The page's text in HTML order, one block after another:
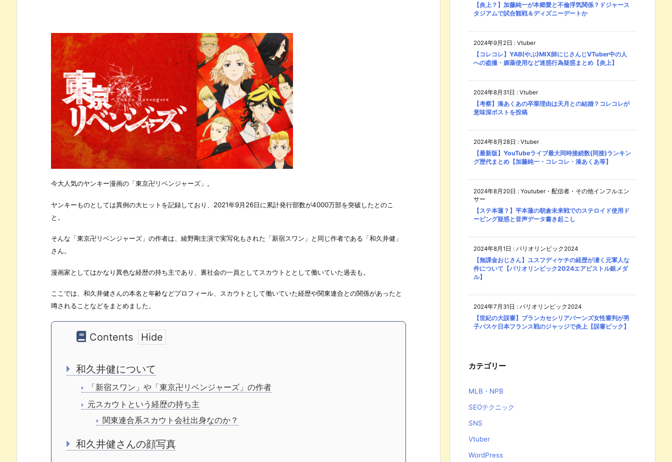
今大人気のヤンキー漫画の「東京卍リベンジャーズ」。
ヤンキーものとしては異例の大ヒットを記録しており、2021年9月26日に累計発行部数が4000万部を突破したとのこ
と。
そんな「東京卍リベンジャーズ」の作者は、綾野剛主演で実写化もされた「新宿スワン」と同じ作者である「和久井健」
さん。
漫画家としてはかなり異色な経歴の持ち主であり、裏社会の一員としてスカウトととして働いていた過去も。
ここでは、和久井健さんの本名と年齢などプロフィール、スカウトとして働いていた経歴や関東連合との関係があったと
噂されることなどをまとめました。
Contents
和久井健について
「新宿スワン」や「東京卍リベンジャーズ」の作者
元スカウトという経歴の持ち主
関東連合系スカウト会社出身なのか？
和久井健さんの顔写真
【炎上？】加藤純一が本郷愛と不倫浮気関係？ドジャース
タジアムで試合観戦＆ディズニーデートか
2024年9月2日 : Vtuber
【コレコレ】YAB(やぶ)MIX師にじさんじVTuber中の人
への盗撮・媚薬使用など迷惑行為疑惑まとめ【炎上】
2024年8月31日 : Vtuber
【考察】湊あくあの卒業理由は天月との結婚？コレコレが
意味深ポストを投稿
2024年8月28日 : Vtuber
【最新版】YouTubeライブ最大同時接続数(同接)ランキン
グ歴代まとめ【加藤純一・コレコレ・湊あくあ等】
2024年8月20日 : Youtuber・配信者・その他インフルエン
サー
【ステ本蓮？】平本蓮の朝倉未来戦でのステロイド使用ド
ーピング疑惑と音声データ書き起こし
2024年8月1日 : パリオリンピック2024
【無課金おじさん】ユスフディケチの経歴が凄く元軍人な
件について【パリオリンピック2024エアピストル銀メダ
ル】
2024年7月31日 : パリオリンピック2024
【世紀の大誤審】ブランカセシリアバーンズ女性審判が男
子バスケ日本フランス戦のジャッジで炎上【誤審ピック】
カテゴリー
MLB・NPB
SEOテクニック
SNS
Vtuber
WordPress